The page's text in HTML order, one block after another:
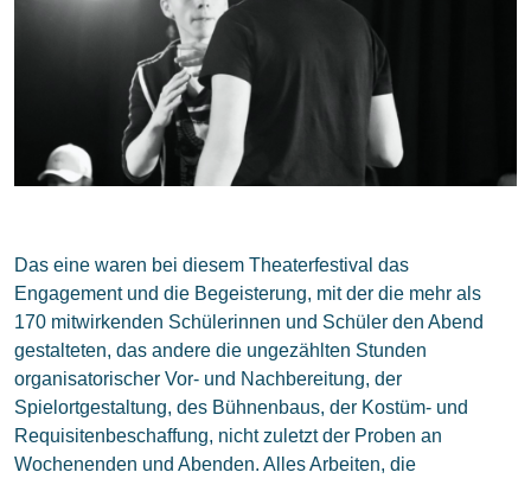
Das eine waren bei diesem Theaterfestival das
Engagement und die Begeisterung, mit der die mehr als
170 mitwirkenden Schülerinnen und Schüler den Abend
gestalteten, das andere die ungezählten Stunden
organisatorischer Vor- und Nachbereitung, der
Spielortgestaltung, des Bühnenbaus, der Kostüm- und
Requisitenbeschaffung, nicht zuletzt der Proben an
Wochenenden und Abenden. Alles Arbeiten, die